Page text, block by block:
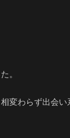
。
変わらず出会